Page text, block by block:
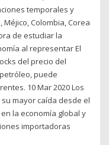
temporales y
Colombia, Corea
de estudiar la
al representar El
del precio del
puede
10 Mar 2020 Los
mayor caída desde el
la economía global y
importadoras